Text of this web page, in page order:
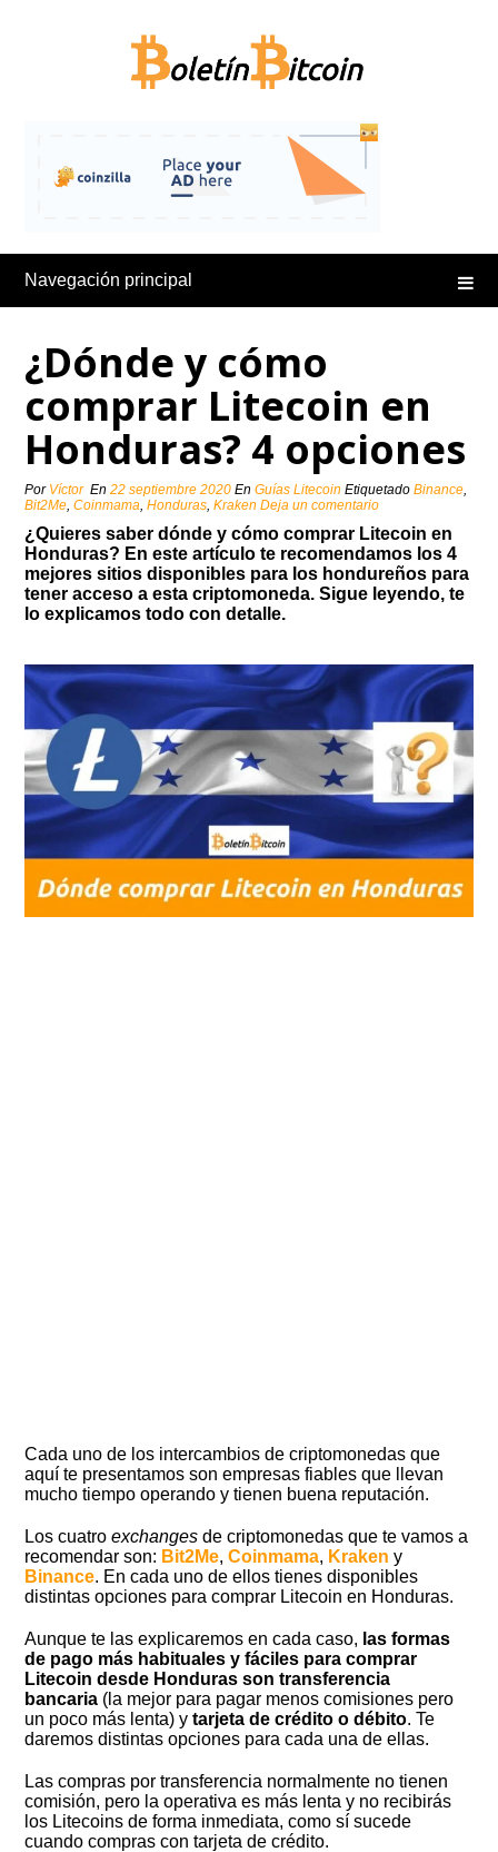
Navegación principal
¿Dónde y cómo
comprar Litecoin en
Honduras? 4 opciones
Por Víctor En22 septiembre 2020 EnGuías Litecoin EtiquetadoBinance,
Bit2Me,Coinmama,Honduras,Kraken Deja un comentario
¿Quieres saber dónde y cómo comprar Litecoin en
Honduras? En este artículo te recomendamos los 4
mejores sitios disponibles para los hondureños para
tener acceso a esta criptomoneda. Sigue leyendo, te
lo explicamos todo con detalle.
Cada uno de los intercambios de criptomonedas que
aquí te presentamos son empresas fiables que llevan
mucho tiempo operando y tienen buena reputación.
Los cuatroexchanges de criptomonedas que te vamos a
recomendar son: Bit2Me,Coinmama, Kraken y
Binance. En cada uno de ellos tienes disponibles
distintas opciones para comprar Litecoin en Honduras.
Aunque te las explicaremos en cada caso, las formas
de pago más habituales y fáciles para comprar
Litecoin desde Honduras son transferencia
bancaria (la mejor para pagar menos comisiones pero
un poco más lenta) y tarjeta de crédito o débito. Te
daremos distintas opciones para cada una de ellas.
Las compras por transferencia normalmente no tienen
comisión, pero la operativa es más lenta y no recibirás
los Litecoins de forma inmediata, como sí sucede
cuando compras con tarjeta de crédito.